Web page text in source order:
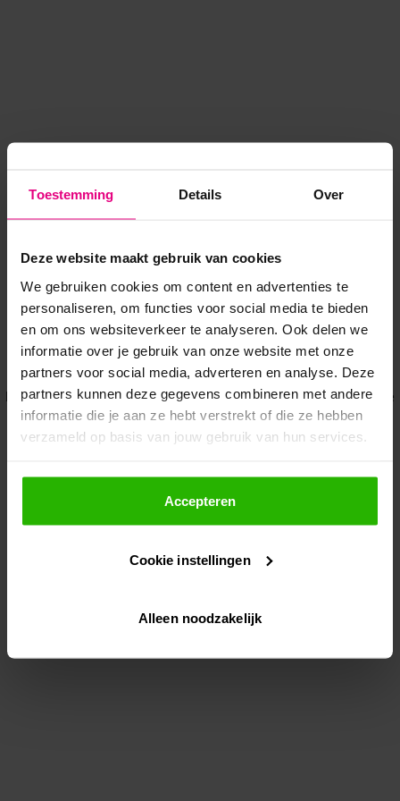
Toestemming Details Over
Deze website maakt gebruik van cookies
We gebruiken cookies om content en advertenties te
personaliseren, om functies voor social media te bieden
en om ons websiteverkeer te analyseren. Ook delen we
informatie over je gebruik van onze website met onze
partners voor social media, adverteren en analyse. Deze
partners kunnen deze gegevens combineren met andere
informatie die je aan ze hebt verstrekt of die ze hebben
verzameld op basis van jouw gebruik van hun services.
Als je op "Accepteer" klikt, dan geef je Voordeeluitjes.nl
toestemming om cookies voor social media en
gepersonaliseerde advertenties te plaatsen.
Lees hier meer over in onsprivacybeleid
Via "Cookie instellingen" kun je ook zelf instellen welke
Accepteren
Cookie instellingen
Alleen noodzakelijk
Application error: a client-side exception has occurred while
loadingwww.voordeeluitjes.nl (see the browser console for more
information).